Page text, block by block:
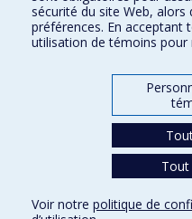
Accessibilité
FACULTÉ DES ARTS ET DES
Nos départements et écoles
sécurité du site Web, alors
préférences. En
utilisation de témoins pour
Tout
Voir notre politique de